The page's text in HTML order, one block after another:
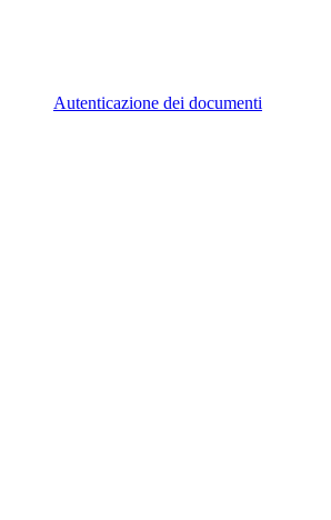
Autenticazione dei documenti